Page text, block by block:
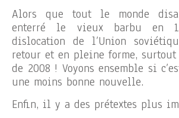
Alors que tout le monde
enterré le vieux barbu en
dislocation de l’Union
retour et en pleine forme,
de 2008 ! Voyons ensemble si
une moins bonne nouvelle.
Enfin, il y a des prétextes plus